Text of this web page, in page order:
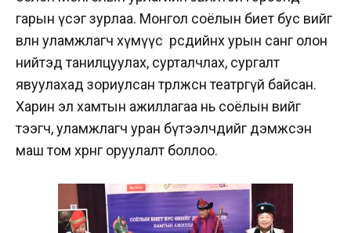
гарын үсэг зурлаа. Монгол соёлын биет бус өвийг
өвлөн уламжлагч хүмүүс өөрсдийнхөө урын санг олон
нийтэд танилцуулах, сурталчлах, сургалт
явуулахад зориулсан төрөлжсөн театргүй байсан.
Харин эл хамтын ажиллагаа нь соёлын өвийг
тээгч, уламжлагч уран бүтээлчдийг дэмжсэн
маш том хөрөнгө оруулалт боллоо.